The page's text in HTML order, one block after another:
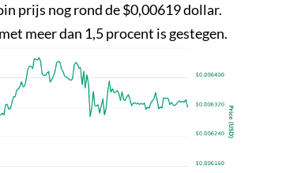
prijs nog rond de $0,00619 dollar.
meer dan 1,5 procent is gestegen.